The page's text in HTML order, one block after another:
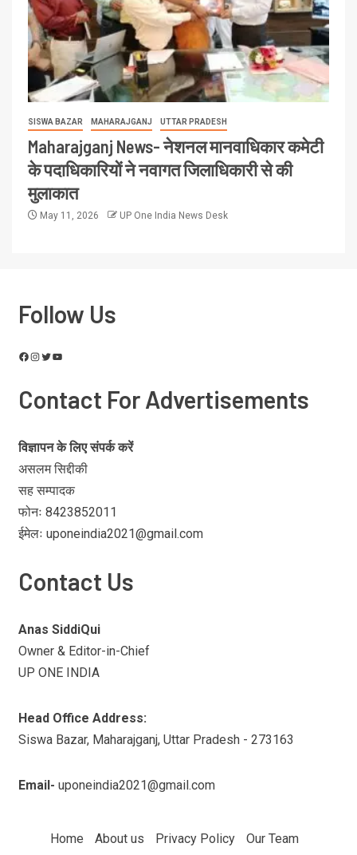
SISWA BAZAR MAHARAJGANJ UTTAR PRADESH
Maharajganj News- नेशनल मानवाधिकार कमेटी
के पदाधिकारियों ने नवागत जिलाधिकारी से की
मुलाकात
May 11, 2026 UP One India News Desk
Follow Us
Contact For Advertisements
विज्ञापन के लिए संपर्क करें
असलम सिद्दीकी
सह सम्पादक
फोनः 8423852011
ईमेलः uponeindia2021@gmail.com
Contact Us
Anas SiddiQui
Owner & Editor-in-Chief
UP ONE INDIA
Head Office Address:
Siswa Bazar, Maharajganj, Uttar Pradesh - 273163
Email- uponeindia2021@gmail.com
Home About us Privacy Policy
Our Team